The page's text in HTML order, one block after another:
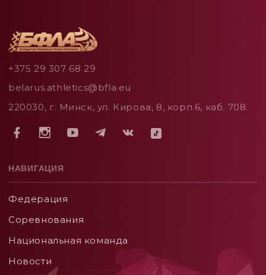
+375 29 307 68 29
belarus.athletics@bfla.eu
220030, г. Минск, ул. Кирова, 8, корп.6, каб. 708.
НАВИГАЦИЯ
Федерация
Соревнования
Национальная команда
Новости